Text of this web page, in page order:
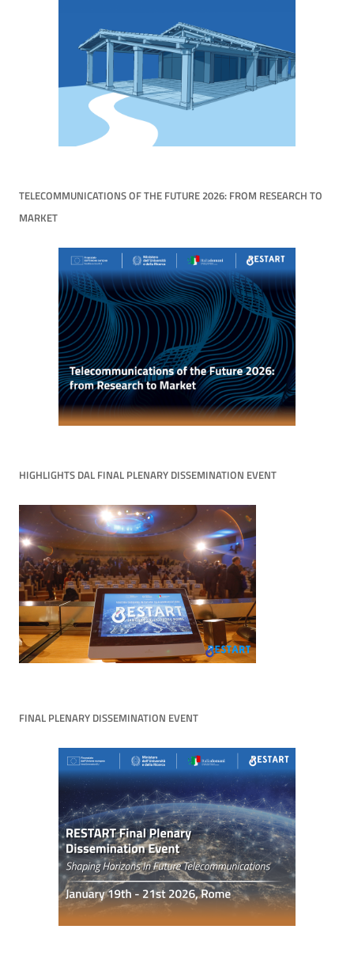
TELECOMMUNICATIONS OF THE FUTURE 2026: FROM RESEARCH TO
MARKET
HIGHLIGHTS DAL FINAL PLENARY DISSEMINATION EVENT
FINAL PLENARY DISSEMINATION EVENT